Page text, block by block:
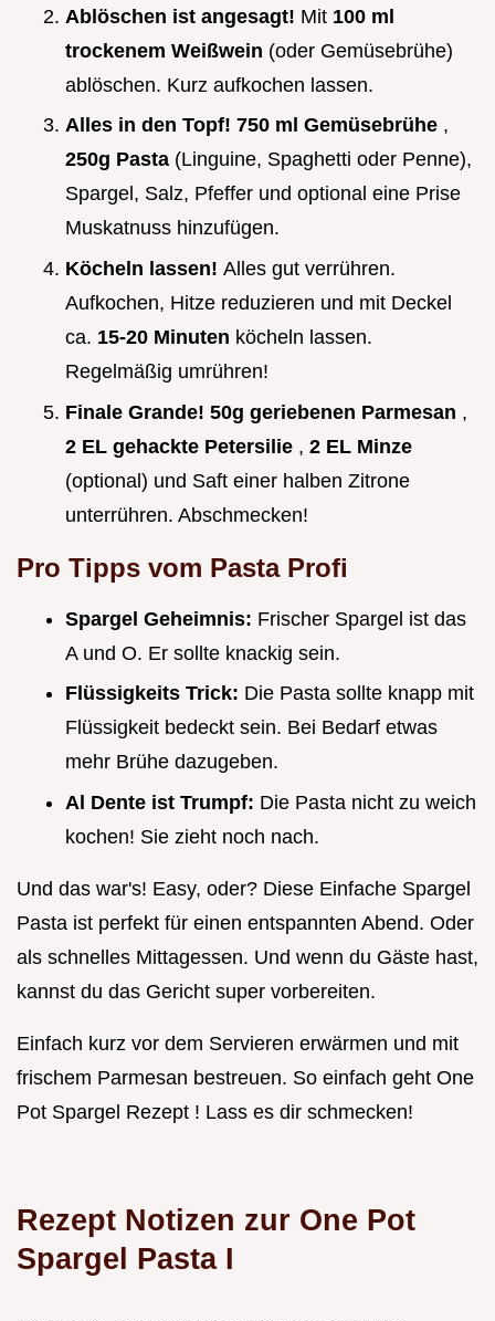
Ablöschen ist angesagt! Mit 100 ml
trockenem Weißwein (oder Gemüsebrühe)
ablöschen. Kurz aufkochen lassen.
Alles in den Topf! 750 ml Gemüsebrühe ,
250g Pasta (Linguine, Spaghetti oder Penne),
Spargel, Salz, Pfeffer und optional eine Prise
Muskatnuss hinzufügen.
Köcheln lassen! Alles gut verrühren.
Aufkochen, Hitze reduzieren und mit Deckel
ca. 15-20 Minuten köcheln lassen.
Regelmäßig umrühren!
Finale Grande! 50g geriebenen Parmesan ,
2 EL gehackte Petersilie , 2 EL Minze
(optional) und Saft einer halben Zitrone
unterrühren. Abschmecken!
Pro Tipps vom Pasta Profi
Spargel Geheimnis: Frischer Spargel ist das
A und O. Er sollte knackig sein.
Flüssigkeits Trick: Die Pasta sollte knapp mit
Flüssigkeit bedeckt sein. Bei Bedarf etwas
mehr Brühe dazugeben.
Al Dente ist Trumpf: Die Pasta nicht zu weich
kochen! Sie zieht noch nach.
Und das war's! Easy, oder? Diese Einfache Spargel
Pasta ist perfekt für einen entspannten Abend. Oder
als schnelles Mittagessen. Und wenn du Gäste hast,
kannst du das Gericht super vorbereiten.
Einfach kurz vor dem Servieren erwärmen und mit
frischem Parmesan bestreuen. So einfach geht One
Pot Spargel Rezept ! Lass es dir schmecken!
Rezept Notizen zur One Pot
Spargel Pasta I